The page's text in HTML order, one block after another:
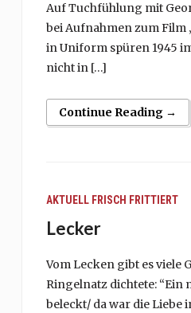
Auf Tuchfühlung mit
bei Aufnahmen zum
in Uniform spüren 1945
nicht in […]
Continue Reading →
AKTUELL FRISCH FRITTIERT
Lecker
Vom Lecken gibt es viele
Ringelnatz dichtete: “Ein
beleckt/ da war die Liebe